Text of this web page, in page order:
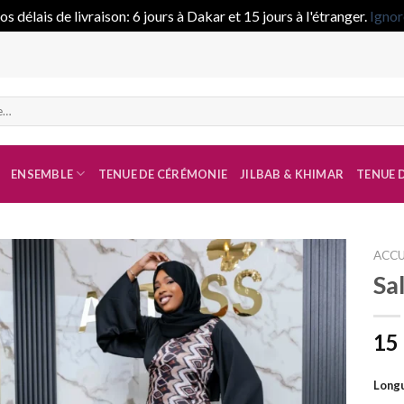
délais de livraison: 6 jours à Dakar et 15 jours à l'étranger.
ENSEMBLE TENUE DE CÉRÉMONIE JILBAB & KHIMAR TENUE
à la liste
15